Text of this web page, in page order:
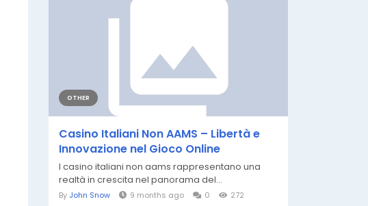
OTHER
Casino Italiani Non AAMS – Libertà e
Innovazione nel Gioco Online
I casino italiani non aams rappresentano una
realtà in crescita nel panorama del...
By John Snow 9 months ago 0 272